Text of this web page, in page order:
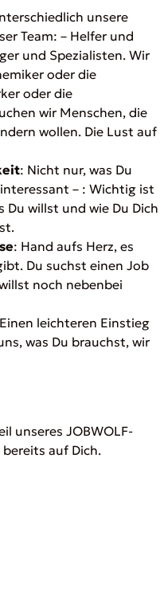
unsere
Team: – Helfer und
und Spezialisten. Wir
oder die
oder die
wir Menschen, die
wollen. Die Lust auf
: Nicht nur, was Du
– : Wichtig ist
Du willst und wie Du Dich
: Hand aufs Herz, es
Du suchst einen Job
noch nebenbei
Einen leichteren Einstieg
was Du brauchst, wir
unseres JOBWOLF-
auf Dich.